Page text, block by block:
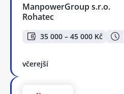
ManpowerGroup s.r.o.
Rohatec
35 000 – 45 000 Kč
včerejší